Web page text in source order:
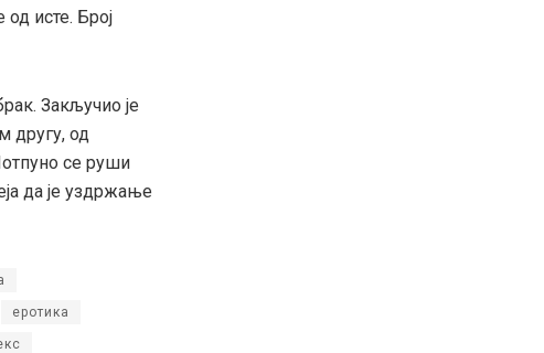
исте. Број
Закључио је
другу, од
се руши
да је уздржање
еротика